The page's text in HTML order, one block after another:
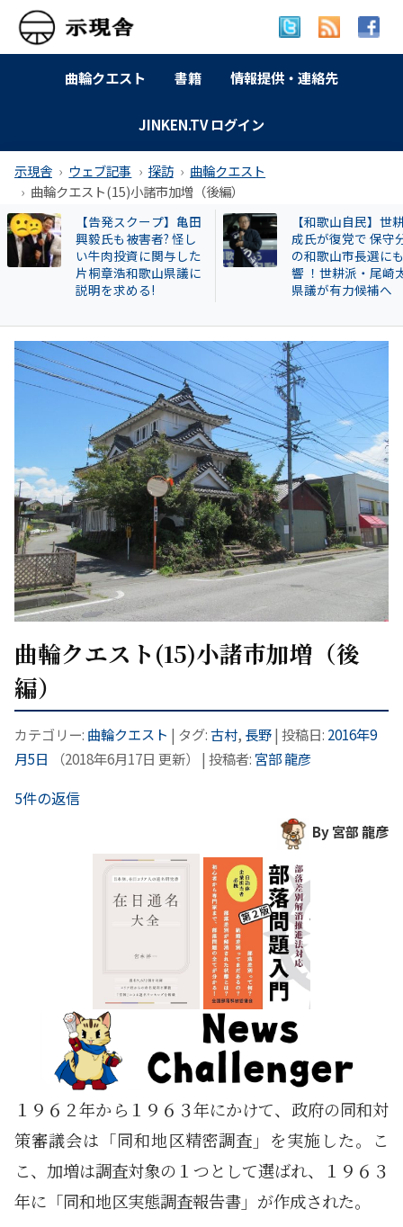
曲輪クエスト 書籍 情報提供・連絡先
JINKEN.TV ログイン
示現舎 ウェブ記事 探訪
曲輪クエスト
曲輪クエスト(15)小諸市加増（後編）
【和歌山自民】世耕弘
成氏が復党で 保守分裂
の和歌山市長選にも影
響 ！世耕派・尾崎太郎
県議が有力候補へ
特別企画 解放同盟
政等が 過去に公開
部落・同和地区リ
曲輪クエスト(15)小諸市加増（後
編）
カテゴリー: 曲輪クエスト | タグ:古村, 長野| 投稿日: 2016年9
月5日
（2018年6月17日 更新） | 投稿者: 宮部 龍彦
5件の返信
By 宮部 龍彦
１９６２年から１９６３年にかけて、政府の同和対
策審議会は「同和地区精密調査」を実施した。こ
こ、加増は調査対象の１つとして選ばれ、１９６３
年に「同和地区実態調査報告書」が作成された。